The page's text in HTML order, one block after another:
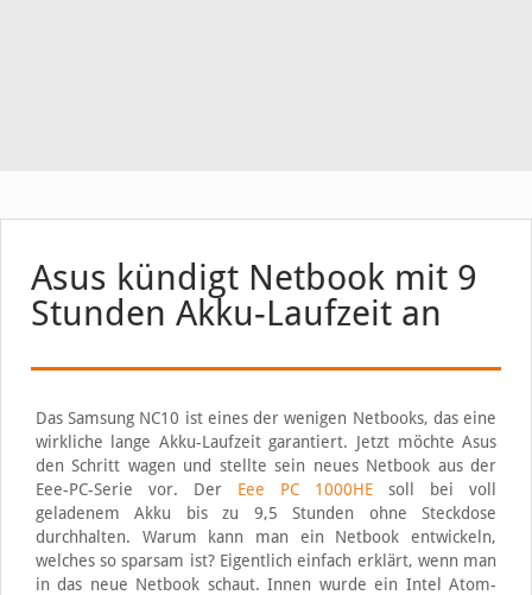
Asus kündigt Netbook mit 9
Stunden Akku-Laufzeit an
Das Samsung NC10 ist eines der wenigen Netbooks, das eine
wirkliche lange Akku-Laufzeit garantiert. Jetzt möchte Asus
den Schritt wagen und stellte sein neues Netbook aus der
Eee-PC-Serie vor. Der Eee PC 1000HE soll bei voll
geladenem Akku bis zu 9,5 Stunden ohne Steckdose
durchhalten. Warum kann man ein Netbook entwickeln,
welches so sparsam ist? Eigentlich einfach erklärt, wenn man
in das neue Netbook schaut. Innen wurde ein Intel Atom-